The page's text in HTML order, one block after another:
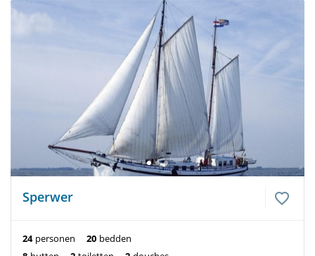
Sperwer
24 personen 20 bedden